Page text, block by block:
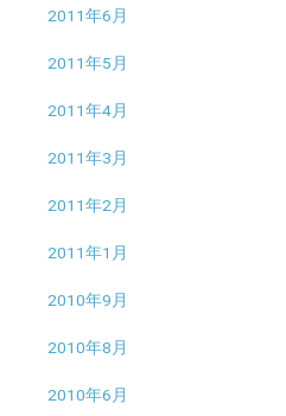
2011年6月
2011年5月
2011年4月
2011年3月
2011年2月
2011年1月
2010年9月
2010年8月
2010年6月